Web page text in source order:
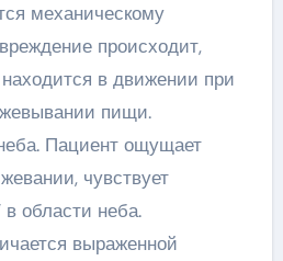
механическому
происходит,
в движении при
пищи.
Пациент ощущает
чувствует
в области неба.
выраженной